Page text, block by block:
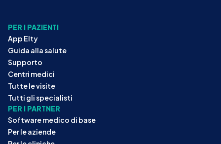
PER I PAZIENTI
App Elty
Guida alla salute
Supporto
Centri medici
Tutte le visite
Tutti gli specialisti
PER I PARTNER
Software medico di base
Per le aziende